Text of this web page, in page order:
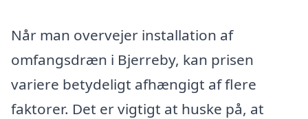
Når man overvejer installation af
omfangsdræn i Bjerreby, kan prisen
variere betydeligt afhængigt af flere
faktorer. Det er vigtigt at huske på, at